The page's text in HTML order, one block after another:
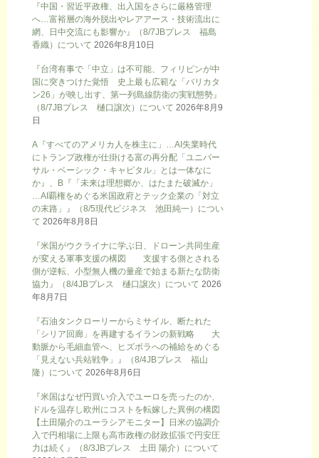
『中国・習近平政権、出入国をさらに厳格管理
へ…富裕層の海外脱出やレアアース・技術流出に
網、日中交流にも影響か』（8/7JBプレス 福島
香織）について 2026年8月10日
『台湾有事で「中立」は不可能、フィリピンが中
国に突きつけた覚悟 史上最も広範な「バリカタ
ン26」が映し出す、第一列島線防衛の実戦態勢』
（8/7JBプレス 樋口譲次）について 2026年8月9
日
A『すべてのアメリカ人を株主に」…AI失業時代
にトランプ政権が仕掛ける富の再分配「ユニバー
サル・ベーシック・キャピタル」とは一体なに
か』、B『「未来は理想郷か、はたまた破滅か」
…AI覇権をめぐる米国政府とテック企業の「対立
の末路」』（8/5現代ビジネス 池田純一）につい
て 2026年8月8日
『米国がウクライナに学ぶ日、ドローン共同生産
が変える軍事支援の構図 支援する側とされる
側が逆転、小型無人機の量産で始まる新たな防衛
協力』（8/4JBプレス 樋口譲次）について 2026
年8月7日
『石油タンクローリーからミサイル、断たれた
「シリア回廊」を再建するイランの新戦略 大
動脈から毛細血管へ、ヒズボラへの補給をめぐる
「見えない兵站戦争」』（8/4JBプレス 福山
隆）について 2026年8月6日
『米国はなぜ円買い介入でユーロを売ったのか、
ドルを温存し欧州にコストを転嫁した異例の構図
【土田陽介のユーラシアモニター】日米の協調介
入で円相場に上限も高市政権の財政拡張で円安圧
力は続く』（8/3JBプレス 土田 陽介）について